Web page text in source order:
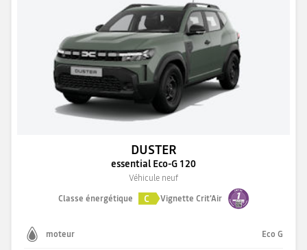
DUSTER
essential Eco-G 120
Véhicule neuf
Classe énergétique
C Vignette Crit'Air
moteur Eco G